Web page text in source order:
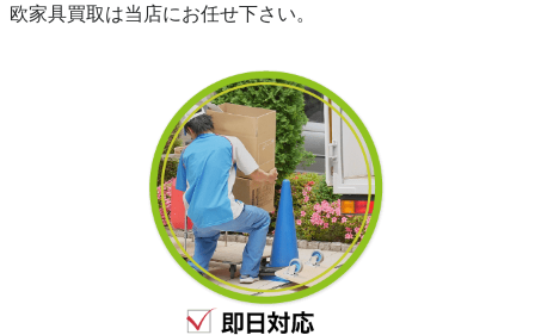
欧家具買取は当店にお任せ下さい。